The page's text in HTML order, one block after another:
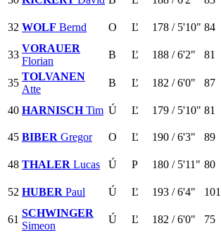
32 WOLF Bernd O Ľ 178 / 5'10" 84
33
VORAUER
Florian
B Ľ 188 / 6'2" 81
35
TOLVANEN
Atte
B Ľ 182 / 6'0" 87
40 HARNISCHTim Ú Ľ 179 / 5'10" 81
45 BIBER Gregor O Ľ 190 / 6'3" 89
48 THALER Lucas Ú P 180 / 5'11" 80
52 HUBER Paul Ú Ľ 193 / 6'4" 101
61
SCHWINGER
Simeon
Ú Ľ 182 / 6'0" 75